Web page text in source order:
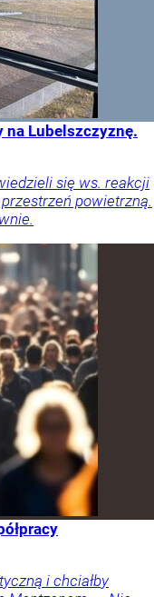
na Lubelszczyznę.
się ws. reakcji
powietrzną.
i chciałby